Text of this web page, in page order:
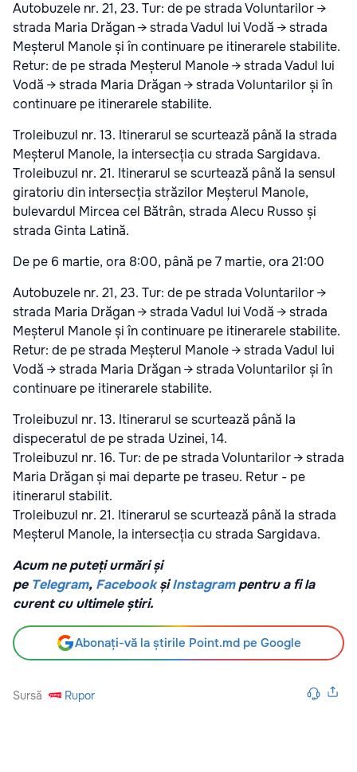
Autobuzele nr. 21, 23. Tur: de pe strada Voluntarilor →
strada Maria Drăgan → strada Vadul lui Vodă → strada
Meșterul Manole și în continuare pe itinerarele stabilite.
Retur: de pe strada Meșterul Manole → strada Vadul lui
Vodă → strada Maria Drăgan → strada Voluntarilor și în
continuare pe itinerarele stabilite.
Troleibuzul nr. 13. Itinerarul se scurtează până la strada
Meșterul Manole, la intersecția cu strada Sargidava.
Troleibuzul nr. 21. Itinerarul se scurtează până la sensul
giratoriu din intersecția străzilor Meșterul Manole,
bulevardul Mircea cel Bătrân, strada Alecu Russo și
strada Ginta Latină.
De pe 6 martie, ora 8:00, până pe 7 martie, ora 21:00
Autobuzele nr. 21, 23. Tur: de pe strada Voluntarilor →
strada Maria Drăgan → strada Vadul lui Vodă → strada
Meșterul Manole și în continuare pe itinerarele stabilite.
Retur: de pe strada Meșterul Manole → strada Vadul lui
Vodă → strada Maria Drăgan → strada Voluntarilor și în
continuare pe itinerarele stabilite.
Troleibuzul nr. 13. Itinerarul se scurtează până la
dispeceratul de pe strada Uzinei, 14.
Troleibuzul nr. 16. Tur: de pe strada Voluntarilor → strada
Maria Drăgan și mai departe pe traseu. Retur - pe
itinerarul stabilit.
Troleibuzul nr. 21. Itinerarul se scurtează până la strada
Meșterul Manole, la intersecția cu strada Sargidava.
Acum ne puteți urmări și
pe Telegram, Facebook șiInstagrampentru a fi la
curent cu ultimele știri.
Abonați-vă la știrile Point.md pe Google
Sursă Rupor